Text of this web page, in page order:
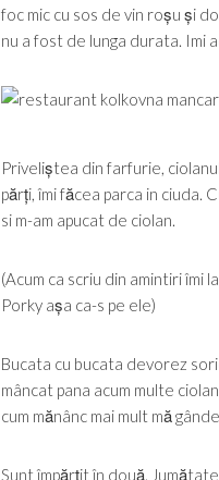
foc mic cu sos de vin roșu și
nu a fost de lunga durata. Imi
Priveliștea din farfurie,
părți, îmi făcea parca in ciuda.
si m-am apucat de ciolan.
(Acum ca scriu din amintiri îmi
Porky așa ca-s pe ele)
Bucata cu bucata devorez
mâncat pana acum multe
cum mănânc mai mult mă
Sunt împărțit în două.